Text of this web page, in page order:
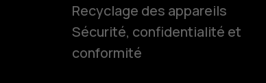
Smartphones
Recyclage des appareils
Sécurité, confidentialité et
conformité